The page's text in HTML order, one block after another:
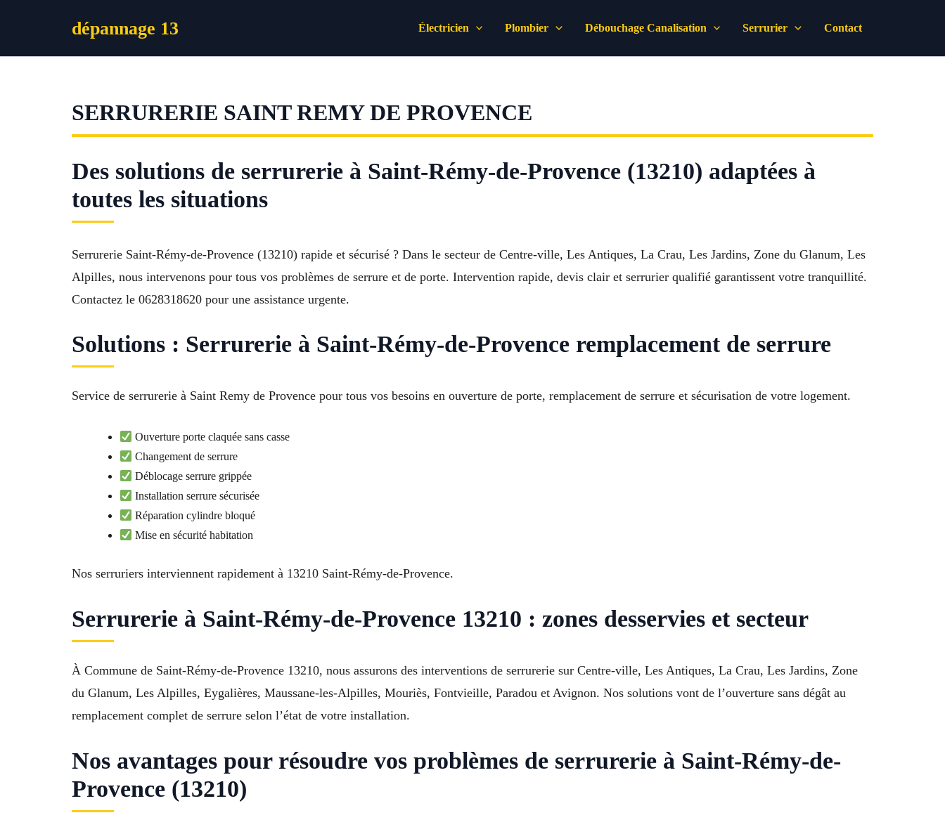
dépannage 13 Électricien Plombier Débouchage Canalisation Serrurier Contact
SERRURERIE SAINT REMY DE PROVENCE
Des solutions de serrurerie à Saint-Rémy-de-Provence (13210) adaptées à
toutes les situations
Serrurerie Saint-Rémy-de-Provence (13210) rapide et sécurisé ? Dans le secteur de Centre-ville, Les Antiques, La Crau, Les Jardins, Zone du Glanum, Les
Alpilles, nous intervenons pour tous vos problèmes de serrure et de porte. Intervention rapide, devis clair et serrurier qualifié garantissent votre tranquillité.
Contactez le 0628318620 pour une assistance urgente.
Solutions : Serrurerie à Saint-Rémy-de-Provence remplacement de serrure
Service de serrurerie à Saint Remy de Provence pour tous vos besoins en ouverture de porte, remplacement de serrure et sécurisation de votre logement.
Ouverture porte claquée sans casse
Changement de serrure
Déblocage serrure grippée
Installation serrure sécurisée
Réparation cylindre bloqué
Mise en sécurité habitation
Nos serruriers interviennent rapidement à 13210 Saint-Rémy-de-Provence.
Serrurerie à Saint-Rémy-de-Provence 13210 : zones desservies et secteur
À Commune de Saint-Rémy-de-Provence 13210, nous assurons des interventions de serrurerie sur Centre-ville, Les Antiques, La Crau, Les Jardins, Zone
du Glanum, Les Alpilles, Eygalières, Maussane-les-Alpilles, Mouriès, Fontvieille, Paradou et Avignon. Nos solutions vont de l’ouverture sans dégât au
remplacement complet de serrure selon l’état de votre installation.
Nos avantages pour résoudre vos problèmes de serrurerie à Saint-Rémy-de-
Provence (13210)